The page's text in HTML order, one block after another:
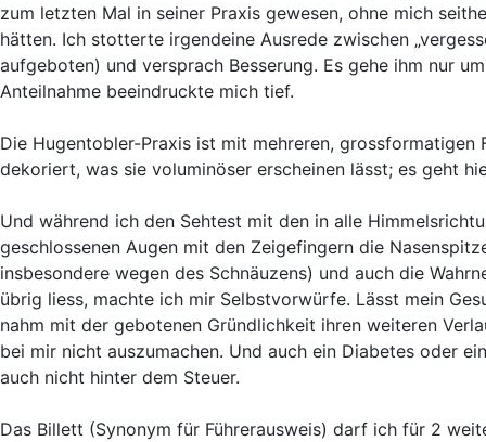
zum letzten Mal in seiner Praxis gewesen, ohne mich
hätten. Ich stotterte irgendeine Ausrede zwischen
aufgeboten) und versprach Besserung. Es gehe ihm nur
Anteilnahme beeindruckte mich tief.
Die Hugentobler-Praxis ist mit mehreren, grossformatigen
dekoriert, was sie voluminöser erscheinen lässt; es geht
Und während ich den Sehtest mit den in alle
geschlossenen Augen mit den Zeigefingern die
insbesondere wegen des Schnäuzens) und auch die
übrig liess, machte ich mir Selbstvorwürfe. Lässt mein
nahm mit der gebotenen Gründlichkeit ihren weiteren
bei mir nicht auszumachen. Und auch ein Diabetes oder
auch nicht hinter dem Steuer.
Das Billett (Synonym für Führerausweis) darf ich für 2